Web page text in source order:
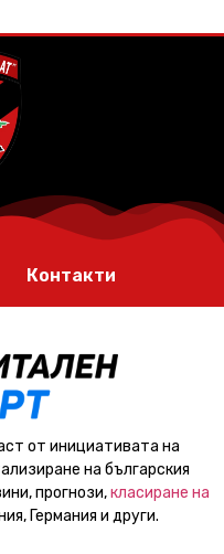
Контакти
от инициативата на
на българския
прогнози,класиране на
Германия и други.